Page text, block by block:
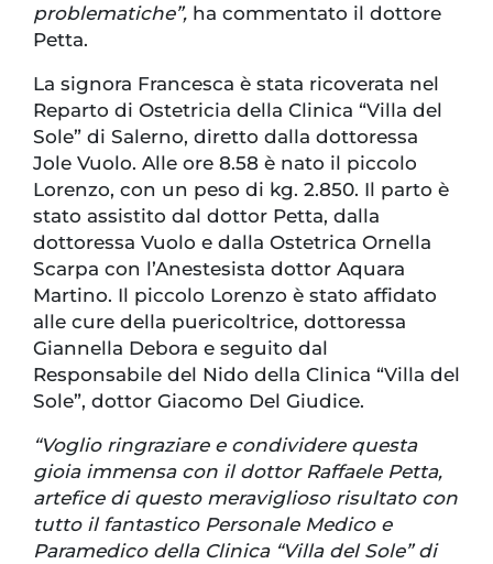
problematiche”, ha commentato il dottore
Petta.
La signora Francesca è stata ricoverata nel
Reparto di Ostetricia della Clinica “Villa del
Sole” di Salerno, diretto dalla dottoressa
Jole Vuolo. Alle ore 8.58 è nato il piccolo
Lorenzo, con un peso di kg. 2.850. Il parto è
stato assistito dal dottor Petta, dalla
dottoressa Vuolo e dalla Ostetrica Ornella
Scarpa con l’Anestesista dottor Aquara
Martino. Il piccolo Lorenzo è stato affidato
alle cure della puericoltrice, dottoressa
Giannella Debora e seguito dal
Responsabile del Nido della Clinica “Villa del
Sole”, dottor Giacomo Del Giudice.
“Voglio ringraziare e condividere questa
gioia immensa con il dottor Raffaele Petta,
artefice di questo meraviglioso risultato con
tutto il fantastico Personale Medico e
Paramedico della Clinica “Villa del Sole” di